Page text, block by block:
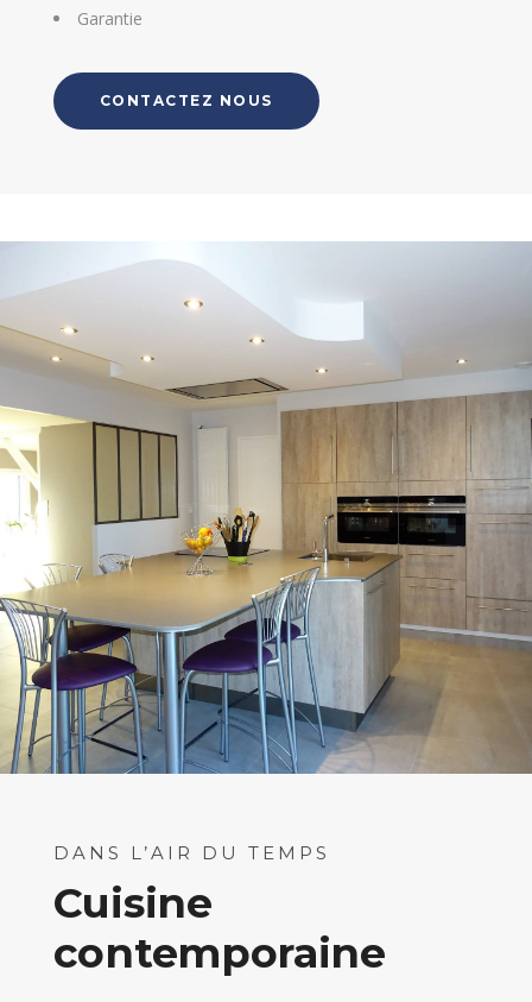
Garantie
CONTACTEZ NOUS
DANS L’AIR DU TEMPS
Cuisine
contemporaine